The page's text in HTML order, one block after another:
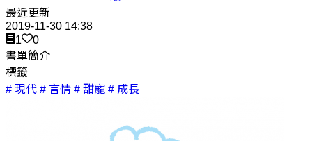
最近更新
2019-11-30 14:38
1
0
書單簡介
標籤
# 現代 # 言情 # 甜寵 # 成長